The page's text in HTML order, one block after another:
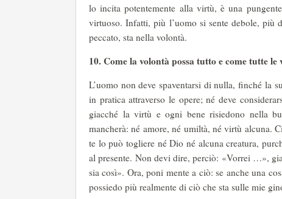
lo incita potentemente alla virtù, è una
virtuoso. Infatti, più l’uomo si sente debole,
peccato, sta nella volontà.
10. Come la volontà possa tutto e come tutte
L’uomo non deve spaventarsi di nulla, finché la
in pratica attraverso le opere; né deve
giacché la virtù e ogni bene risiedono nella
mancherà: né amore, né umiltà, né virtù alcuna.
te lo può togliere né Dio né alcuna creatura,
al presente. Non devi dire, perciò: «Vorrei …»,
sia così». Ora, poni mente a ciò: se anche una
possiedo più realmente di ciò che sta sulle mie